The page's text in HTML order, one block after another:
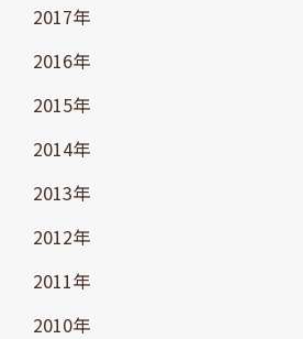
2017年
2016年
2015年
2014年
2013年
2012年
2011年
2010年